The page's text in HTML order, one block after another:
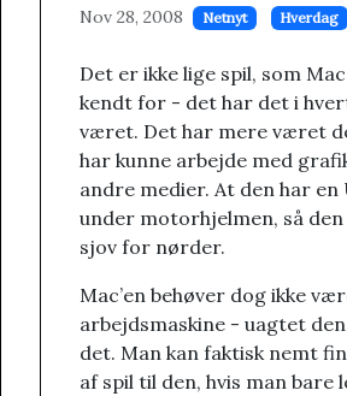
Nov 28, 2008 Netnyt Hverdag
Det er ikke lige spil, som
kendt for - det har det i
været. Det har mere været
har kunne arbejde med
andre medier. At den har en
under motorhjelmen, så
sjov for nørder.
Mac’en behøver dog ikke
arbejdsmaskine - uagtet
det. Man kan faktisk nemt
af spil til den, hvis man bare